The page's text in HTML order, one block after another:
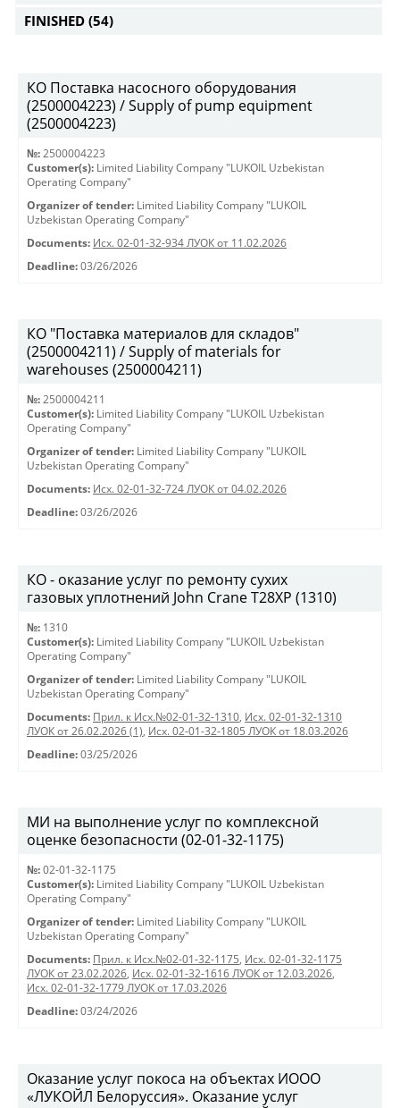
FINISHED (54)
КО Поставка насосного оборудования
(2500004223) / Supply of pump equipment
(2500004223)
№: 2500004223
Customer(s): Limited Liability Company "LUKOIL Uzbekistan
Operating Company"
Organizer of tender: Limited Liability Company "LUKOIL
Uzbekistan Operating Company"
Documents: Исх. 02-01-32-934 ЛУОК от 11.02.2026
Deadline: 03/26/2026
КО "Поставка материалов для складов"
(2500004211) / Supply of materials for
warehouses (2500004211)
№: 2500004211
Customer(s): Limited Liability Company "LUKOIL Uzbekistan
Operating Company"
Organizer of tender: Limited Liability Company "LUKOIL
Uzbekistan Operating Company"
Documents: Исх. 02-01-32-724 ЛУОК от 04.02.2026
Deadline: 03/26/2026
КО - оказание услуг по ремонту сухих
газовых уплотнений John Crane T28XP (1310)
№: 1310
Customer(s): Limited Liability Company "LUKOIL Uzbekistan
Operating Company"
Organizer of tender: Limited Liability Company "LUKOIL
Uzbekistan Operating Company"
Documents: Прил. к Исх.№02-01-32-1310, Исх. 02-01-32-1310
ЛУОК от 26.02.2026 (1), Исх. 02-01-32-1805 ЛУОК от 18.03.2026
Deadline: 03/25/2026
МИ на выполнение услуг по комплексной
оценке безопасности (02-01-32-1175)
№: 02-01-32-1175
Customer(s): Limited Liability Company "LUKOIL Uzbekistan
Operating Company"
Organizer of tender: Limited Liability Company "LUKOIL
Uzbekistan Operating Company"
Documents: Прил. к Исх.№02-01-32-1175, Исх. 02-01-32-1175
ЛУОК от 23.02.2026, Исх. 02-01-32-1616 ЛУОК от 12.03.2026,
Исх. 02-01-32-1779 ЛУОК от 17.03.2026
Deadline: 03/24/2026
Оказание услуг покоса на объектах ИООО
«ЛУКОЙЛ Белоруссия». Оказание услуг